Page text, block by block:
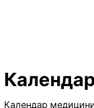
Календар медицини